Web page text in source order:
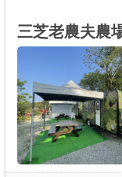
三芝老農夫農